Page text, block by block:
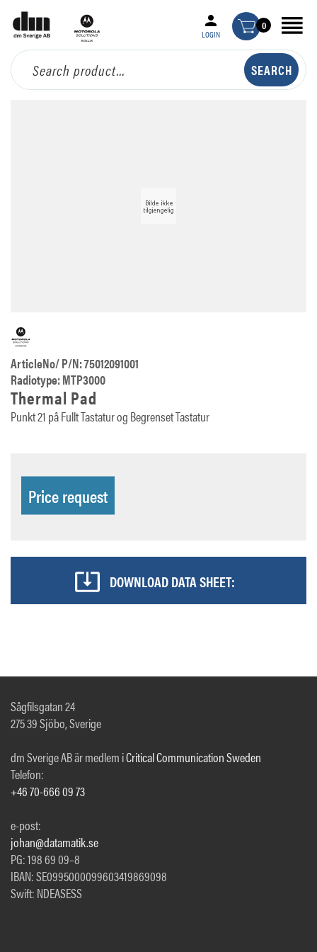
LOGIN
0
ArticleNo/ P/N: 75012091001
Radiotype: MTP3000
Thermal Pad
Punkt 21 på Fullt Tastatur og Begrenset Tastatur
Price request
DOWNLOAD DATA SHEET:
Sågfilsgatan 24
275 39 Sjöbo, Sverige
dm Sverige AB är medlem iCritical Communication Sweden
Telefon:
+46 70-666 09 73
e-post:
johan@datamatik.se
PG: 198 69 09–8
IBAN: SE0995000099603419869098
Swift: NDEASESS